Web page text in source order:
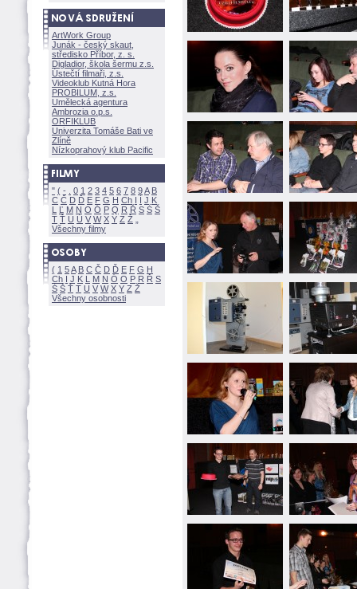
ArtWork Group
Junák - český skaut,
středisko Příbor, z. s.
Digladior, škola šermu z.s.
Ústečtí filmaři, z.s.
Videoklub Kutná Hora
PROBILUM, z.s.
Umělecká agentura
Ambrozia o.p.s.
ORFIKLUB
Univerzita Tomáše Bati ve
Zlíně
Nízkoprahový klub Pacific
" ( - 0 1 2 3 4 5 6 7 8 9A B
C Č D Ď E F G H Ch I Í J K
L
Ľ M N O Ó P Q R Ř S Ś
T Ť U Ú V W X Y Z
Všechny filmy
( 1 5A B C Č D Ď E F G H
Ch I J K L M N Ó O P R Ř S
Ś
Ť T U V W X Y Z
Všechny osobnosti